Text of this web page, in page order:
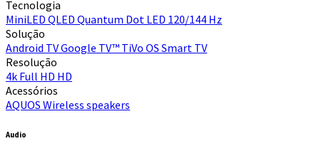
Tecnologia
MiniLED QLED Quantum Dot LED 120/144 Hz
Solução
Android TVGoogle TV™ TiVo OS Smart TV
Resolução
4k Full HD HD
Acessórios
AQUOS Wireless speakers
Audio